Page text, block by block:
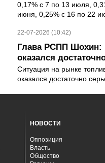
0,17% с 7 по 13 июля,
июня, 0,25% с 16 по 22
22-07-2026 (10:42)
Глава РСПП Шохин:
оказался
Ситуация на рынке
оказался достаточно
НОВОСТИ
Оппозиция
Власть
Общество